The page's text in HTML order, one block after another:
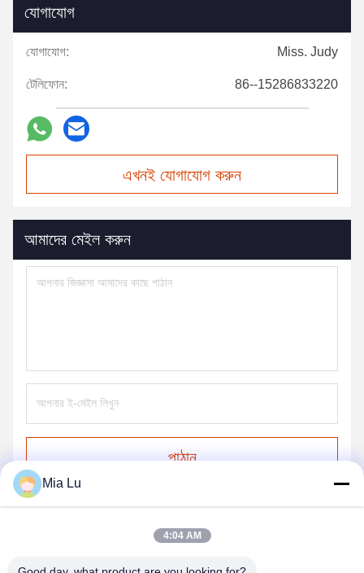
যোগাযোগ
যোগাযোগ: Miss. Judy
টেলিফোন: 86--15286833220
এখনই যোগাযোগ করুন
আমাদের মেইল করুন
পাঠান
Mia Lu
4:04 AM